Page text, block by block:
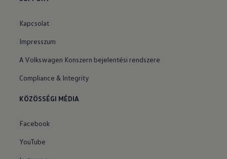
Kapcsolat
Impresszum
A Volkswagen Konszern bejelentési rendszere
Compliance & Integrity
KÖZÖSSÉGI MÉDIA
Facebook
YouTube